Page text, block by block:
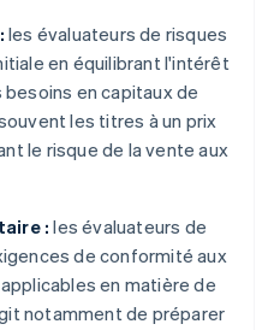
les évaluateurs de risques
en équilibrant l'intérêt
en capitaux de
les titres à un prix
le risque de la vente aux
: les évaluateurs de
de conformité aux
en matière de
notamment de préparer